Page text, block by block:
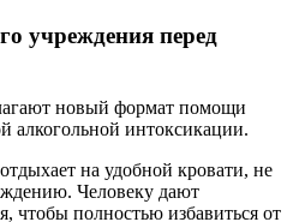
учреждения перед
новый формат помощи
алкогольной интоксикации.
на удобной кровати, не
Человеку дают
чтобы полностью избавиться от